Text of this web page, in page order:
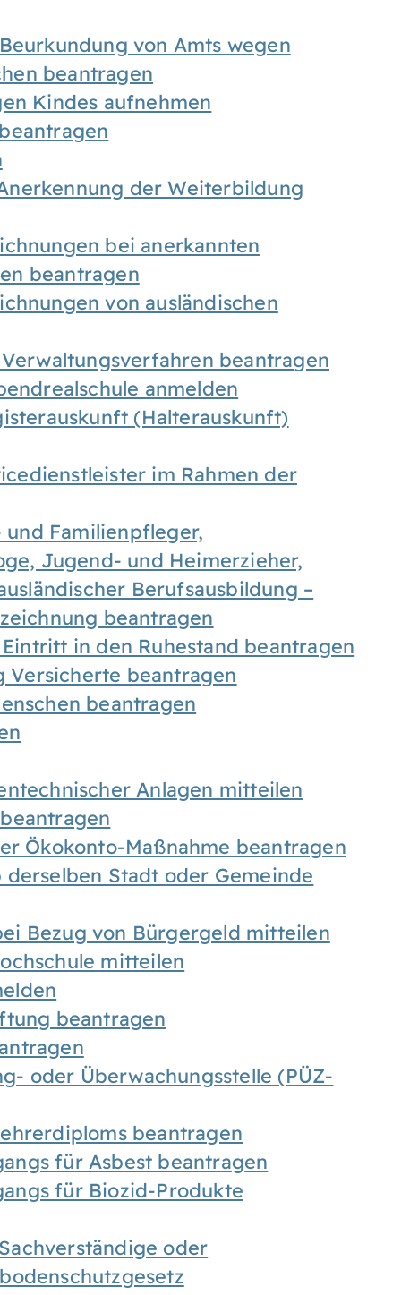
von Amts wegen
beantragen
Kindes aufnehmen
der Weiterbildung
bei anerkannten
beantragen
von ausländischen
beantragen
anmelden
(Halterauskunft)
im Rahmen der
Familienpfleger,
Jugend- und Heimerzieher,
Berufsausbildung –
beantragen
in den Ruhestand beantragen
Versicherte beantragen
beantragen
Anlagen mitteilen
Ökokonto-Maßnahme beantragen
Stadt oder Gemeinde
Bezug von Bürgergeld mitteilen
mitteilen
beantragen
oder Überwachungsstelle (PÜZ-
beantragen
für Asbest beantragen
für Biozid-Produkte
oder